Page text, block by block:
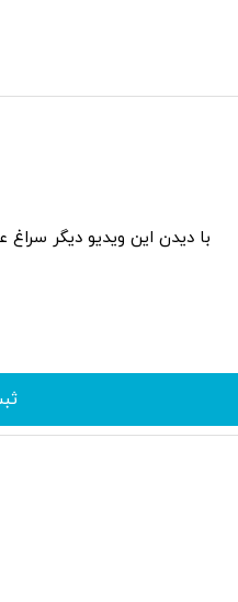
با دیدن این ویدیو دیگر